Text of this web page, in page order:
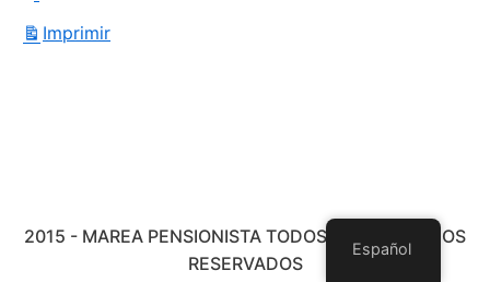
Imprimir
2015 - MAREA PENSIONISTA TODOS LOS DERECHOS
RESERVADOS
Español